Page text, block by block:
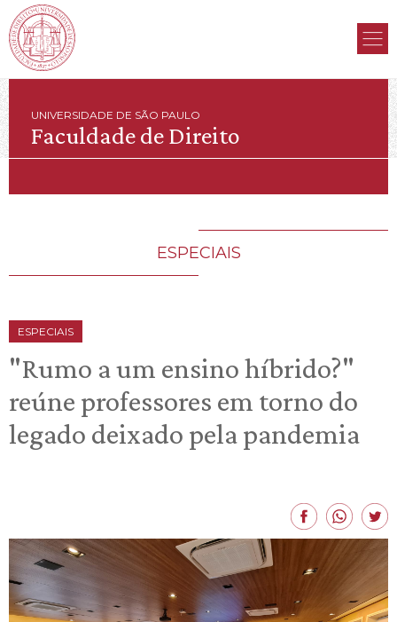
UNIVERSIDADE DE SÃO PAULO
Faculdade de Direito
ESPECIAIS
ESPECIAIS
"Rumo a um ensino híbrido?"
reúne professores em torno do
legado deixado pela pandemia